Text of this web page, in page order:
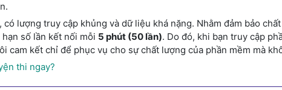
lượng truy cập khủng và dữ liệu khá nặng. Nhằm đảm bảo
hạn số lần kết nối mỗi 5 phút (50 lần). Do đó, khi bạn truy cập
cam kết chỉ để phục vụ cho sự chất lượng của phần mềm mà
thi ngay?